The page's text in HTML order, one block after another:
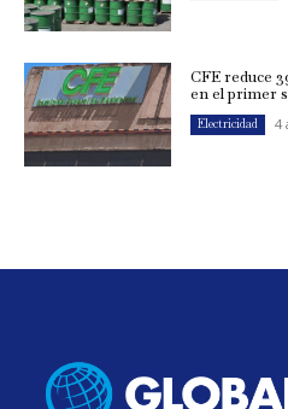
CFE reduce
en el primer
Electricidad 4